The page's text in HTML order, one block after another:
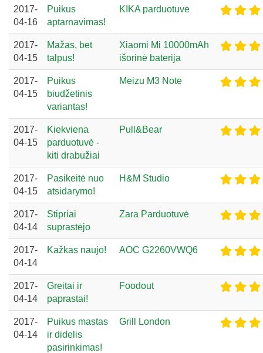
2017-
04-16
Puikus
aptarnavimas!
KIKA parduotuvė
2017-
04-15
Mažas, bet
talpus!
Xiaomi Mi 10000mAh
išorinė baterija
2017-
04-15
Puikus
biudžetinis
variantas!
Meizu M3 Note
2017-
04-15
Kiekviena
parduotuvė -
kiti drabužiai
Pull&Bear
2017-
04-15
Pasikeitė nuo
atsidarymo!
H&M Studio
2017-
04-14
Stipriai
suprastėjo
Zara Parduotuvė
2017-
04-14
Kažkas naujo! AOC G2260VWQ6
2017-
04-14
Greitai ir
paprastai!
Foodout
2017-
04-14
Puikus mastas
ir didelis
pasirinkimas!
Grill London